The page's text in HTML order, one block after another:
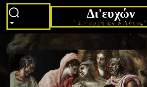
Δι'ευχών
"Εν αρχή ήν ο Λόγος"